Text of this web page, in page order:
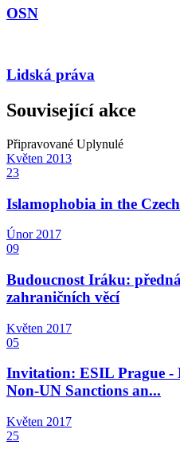
OSN
Lidská práva
Související akce
Připravované Uplynulé
Květen 2013
23
Islamophobia in the
Únor 2017
09
Budoucnost Iráku:
zahraničních věcí
Květen 2017
05
Invitation: ESIL Prague -
Non-UN Sanctions an...
Květen 2017
25